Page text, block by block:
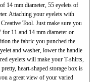
14 mm diameter, 55 eyelets of
Attaching your eyelets with
Tool. Just make sure you
for 11 and 14 mm diameter or
the fabric you punched the
and washer, lower the handle
eyelets will make your T-shirts,
heart-shaped storage box is
a great view of your varied